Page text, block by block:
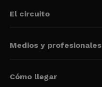
El circuito
Medios y profesionales
Cómo llegar